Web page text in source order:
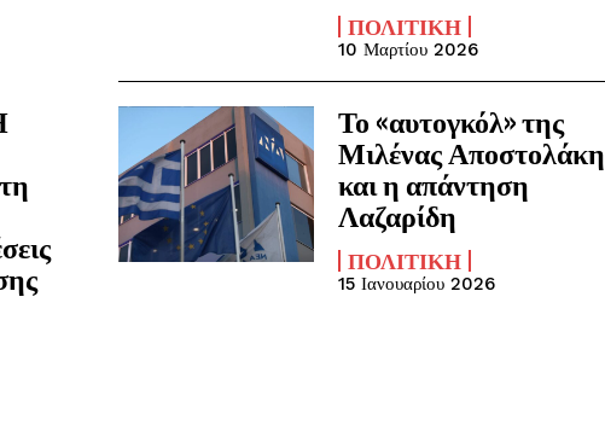
ΠΟΛΙΤΙΚΉ
10 Μαρτίου 2026
Το «αυτογκόλ» της
Μιλένας Αποστολάκη
και η απάντηση
Λαζαρίδη
ΠΟΛΙΤΙΚΉ
15 Ιανουαρίου 2026